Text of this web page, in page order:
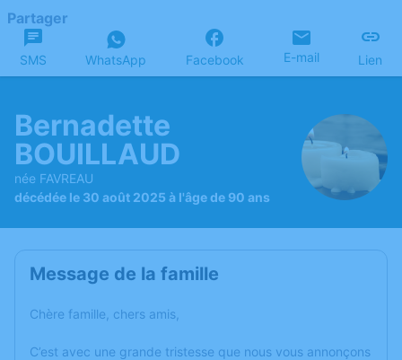
Partager
SMS WhatsApp Facebook E-mail Lien
Bernadette
BOUILLAUD
née FAVREAU
décédée le 30 août 2025 à l'âge de 90 ans
Message de la famille
Chère famille, chers amis,
C’est avec une grande tristesse que nous vous annonçons